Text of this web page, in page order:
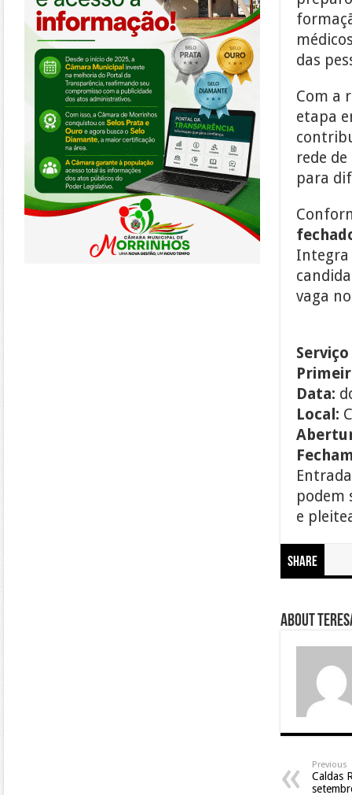
das
Com a
etapa
rede
para
Integra
vaga
Serviço
Data:
Local:
podem
e
Share
About
Previous
Caldas